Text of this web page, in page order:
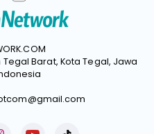
Barat, Kota Tegal, Jawa